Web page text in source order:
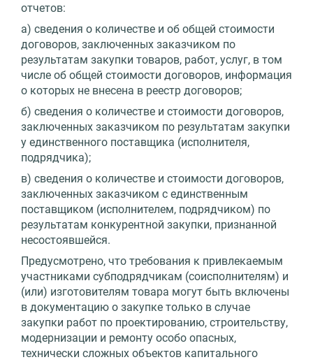
отчетов:
а) сведения о количестве и об общей стоимости
договоров, заключенных заказчиком по
результатам закупки товаров, работ, услуг, в том
числе об общей стоимости договоров, информация
о которых не внесена в реестр договоров;
б) сведения о количестве и стоимости договоров,
заключенных заказчиком по результатам закупки
у единственного поставщика (исполнителя,
подрядчика);
в) сведения о количестве и стоимости договоров,
заключенных заказчиком с единственным
поставщиком (исполнителем, подрядчиком) по
результатам конкурентной закупки, признанной
несостоявшейся.
Предусмотрено, что требования к привлекаемым
участниками субподрядчикам (соисполнителям) и
(или) изготовителям товара могут быть включены
в документацию о закупке только в случае
закупки работ по проектированию, строительству,
модернизации и ремонту особо опасных,
технически сложных объектов капитального